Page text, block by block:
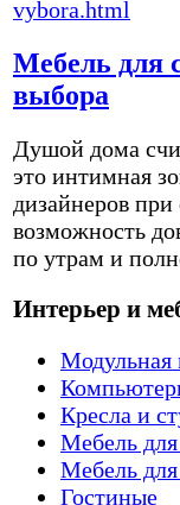
Мебель для
выбора
Душой дома
это интимная
дизайнеров
возможность
по утрам и
Интерьер и
Модульная
Кресла и
Мебель
Мебель
Гостиные